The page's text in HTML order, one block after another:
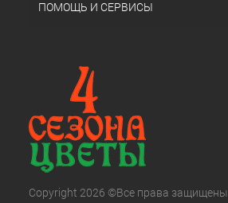
ПОМОЩЬ И СЕРВИСЫ
Copyright 2026 ©Все права защищены.